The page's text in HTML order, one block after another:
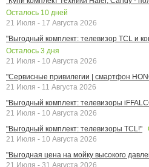
Осталось 10 дней
21 Июля - 17 Августа 2026
"Выгодный комплект: телевизор TCL и
Осталось 3 дня
21 Июля - 10 Августа 2026
"Сервисные привилегии | смартфон
21 Июля - 11 Августа 2026
"Выгодный комплект: телевизоры
21 Июля - 10 Августа 2026
"Выгодный комплект: телевизоры TCL!"
21 Июля - 10 Августа 2026
"Выгодная цена на мойку высокого
21 Июля - 31 Августа 2026